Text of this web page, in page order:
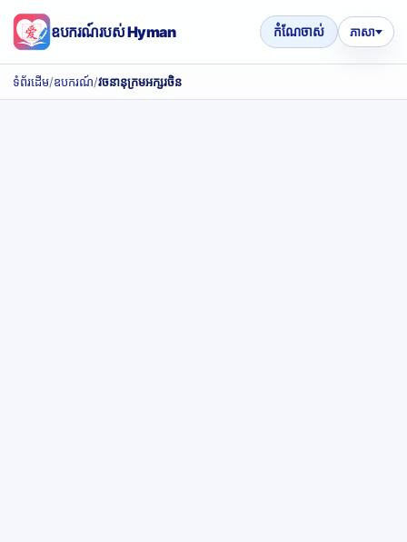
ឧបករណ៍របស់ Hyman កំណែចាស់ ភាសា
ទំព័រដើម/ឧបករណ៍/វចនានុក្រមអក្សរចិន